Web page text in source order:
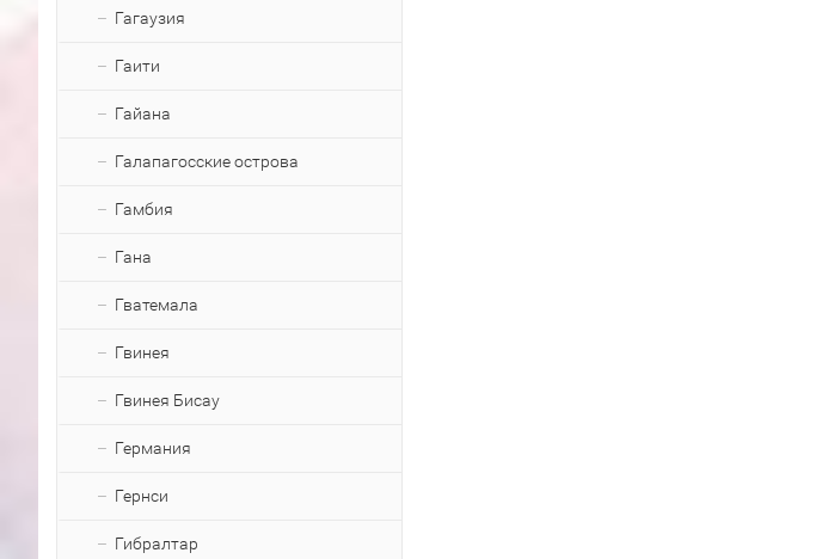
Гагаузия
Гаити
Гайана
Галапагосские острова
Гамбия
Гана
Гватемала
Гвинея
Гвинея Бисау
Германия
Гернси
Гибралтар